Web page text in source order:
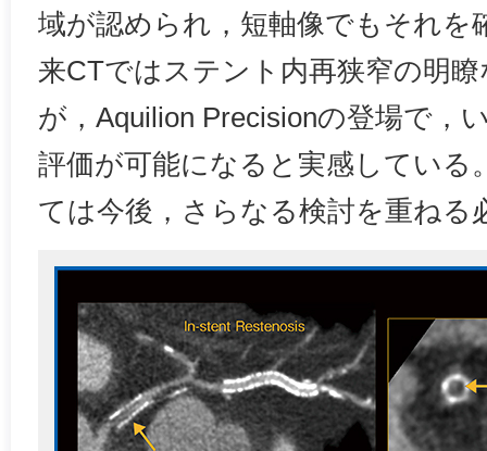
域が認められ，短軸像でもそれを
来CTではステント内再狭窄の明
が，Aquilion Precisionの登場で，
評価が可能になると実感している
ては今後，さらなる検討を重ねる